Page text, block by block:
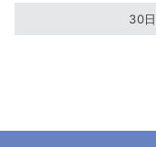
30